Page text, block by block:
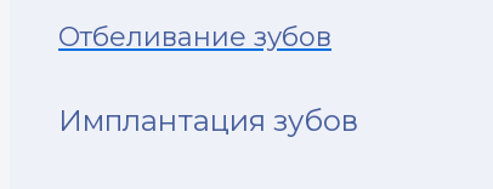
Отбеливание зубов
Имплантация зубов